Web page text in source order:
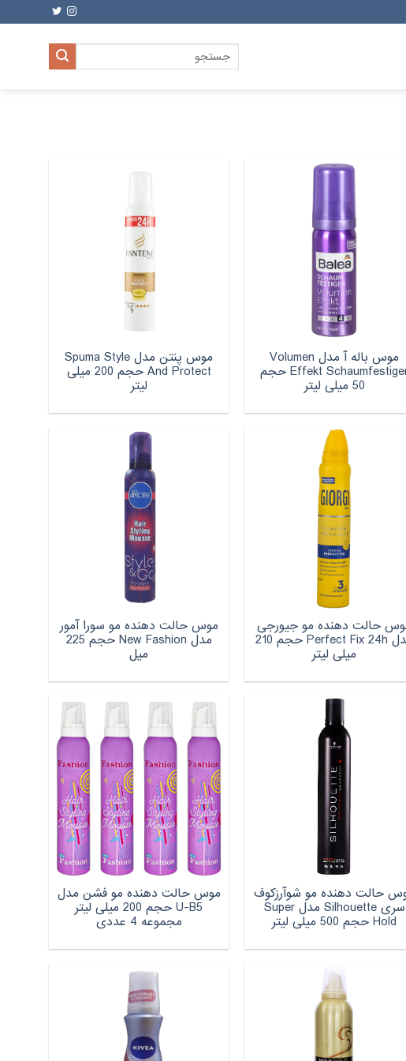
جستجو
برای:
موس باله آ مدل Volumen
Effekt Schaumfestiger حجم
50 میلی لیتر
موس پنتن مدل Spuma Style
And Protect حجم 200 میلی
لیتر
حالت‌ دهنده مو جیورجی
مدل Perfect Fix 24h حجم 210
میلی لیتر
موس حالت دهنده مو سورا آمور
مدل New Fashion حجم 225
میل
حالت دهنده مو شوآرزکوف
سری Silhouette مدل Super
Hold حجم 500 میلی لیتر
موس حالت‌ دهنده مو فشن مدل
U-B5 حجم 200 میلی لیتر
مجموعه 4 عددی